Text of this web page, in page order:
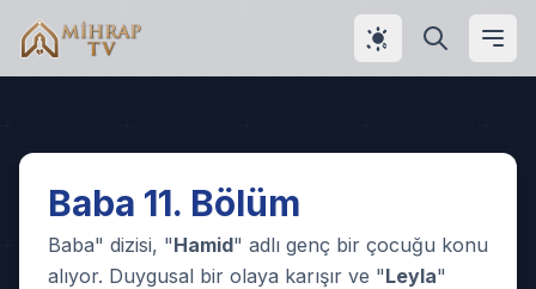
Play
Video
Baba 11. Bölüm
Baba" dizisi, "Hamid" adlı genç bir çocuğu konu
alıyor. Duygusal bir olaya karışır ve "Leyla"